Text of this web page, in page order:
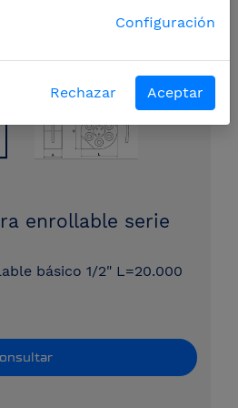
enrollable serie
básico 1/2" L=20.000
Configuración
Rechazar Aceptar